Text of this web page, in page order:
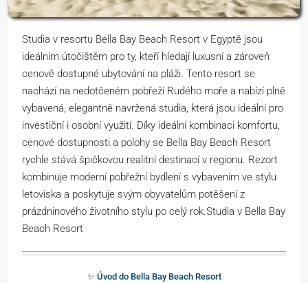
Studia v resortu Bella Bay Beach Resort v Egyptě jsou
ideálním útočištěm pro ty, kteří hledají luxusní a zároveň
cenově dostupné ubytování na pláži. Tento resort se
nachází na nedotčeném pobřeží Rudého moře a nabízí plně
vybavená, elegantně navržená studia, která jsou ideální pro
investiční i osobní využití. Díky ideální kombinaci komfortu,
cenové dostupnosti a polohy se Bella Bay Beach Resort
rychle stává špičkovou realitní destinací v regionu. Rezort
kombinuje moderní pobřežní bydlení s vybavením ve stylu
letoviska a poskytuje svým obyvatelům potěšení z
prázdninového životního stylu po celý rok.Studia v Bella Bay
Beach Resort
✨ Úvod do Bella Bay Beach Resort